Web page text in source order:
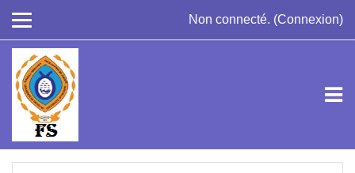
Non connecté. (Connexion)